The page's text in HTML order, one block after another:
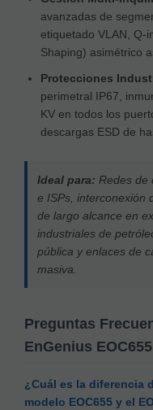
avanzadas de
etiquetado VLAN, Q-
Shaping) asimétrico
Protecciones
perimetral IP67,
KV en todos los
descargas ESD de
Ideal para: Redes de
e ISPs, interconexión
de largo alcance en
industriales de
pública y enlaces de
masiva.
Preguntas
EnGenius
¿Cuál es la diferencia
modelo EOC655 y el